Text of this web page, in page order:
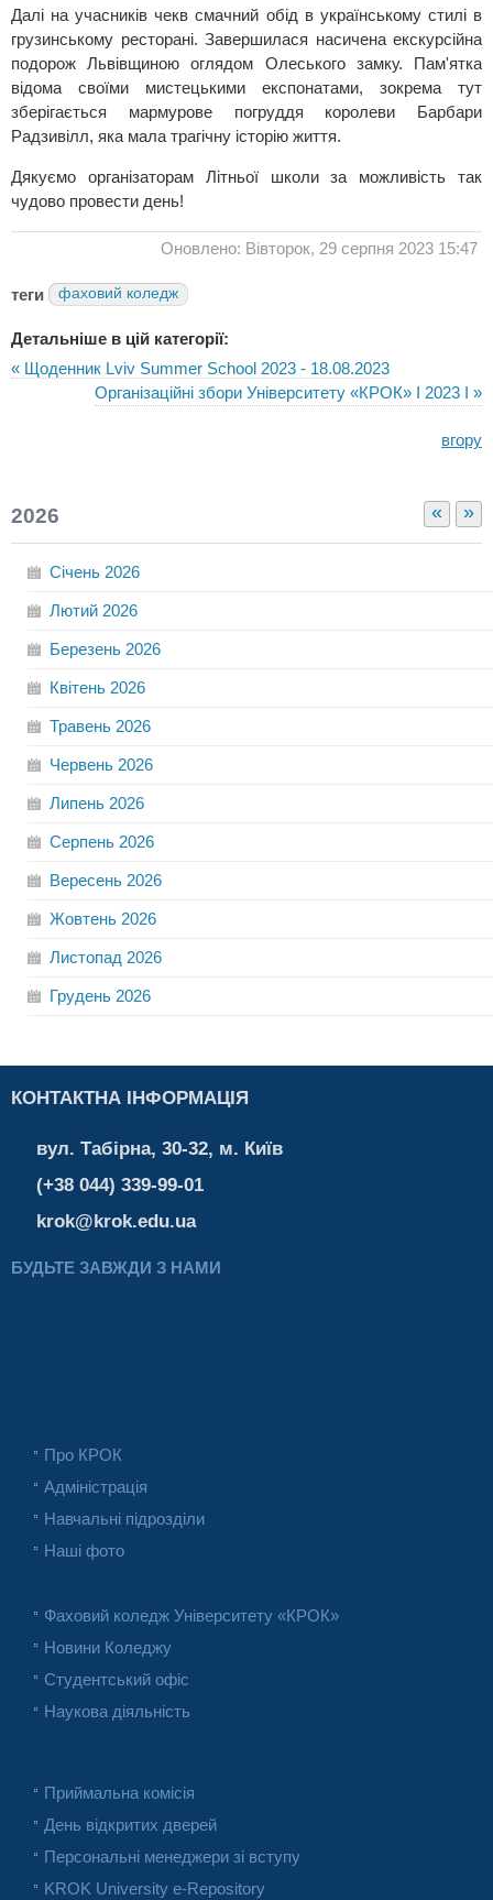
Далі на учасників чекв смачний обід в українському стилі в
грузинському ресторані. Завершилася насичена екскурсійна
подорож Львівщиною оглядом Олеського замку. Пам'ятка
відома своїми мистецькими експонатами, зокрема тут
зберігається мармурове погруддя королеви Барбари
Радзивілл, яка мала трагічну історію життя.
Дякуємо організаторам Літньої школи за можливість так
чудово провести день!
Оновлено: Вівторок, 29 серпня 2023 15:47
теги фаховий коледж
Детальніше в цій категорії:
« Щоденник Lviv Summer School 2023 - 18.08.2023
Організаційні збори Університету «КРОК» I 2023 I »
вгору
« »
2026
Січень 2026
Лютий 2026
Березень 2026
Квітень 2026
Травень 2026
Червень 2026
Липень 2026
Серпень 2026
Вересень 2026
Жовтень 2026
Листопад 2026
Грудень 2026
КОНТАКТНА ІНФОРМАЦІЯ
вул. Табірна, 30-32, м. Київ
(+38 044) 339-99-01
krok@krok.edu.ua
БУДЬТЕ ЗАВЖДИ З НАМИ
Про КРОК
Адміністрація
Навчальні підрозділи
Наші фото
Фаховий коледж Університету «КРОК»
Новини Коледжу
Студентський офіс
Наукова діяльність
Приймальна комісія
День відкритих дверей
Персональні менеджери зі вступу
KROK University e-Repository